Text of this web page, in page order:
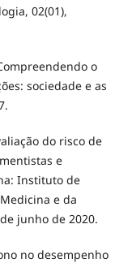
02(01),
o
sociedade e as
do risco de
e
Instituto de
e da
junho de 2020.
no desempenho